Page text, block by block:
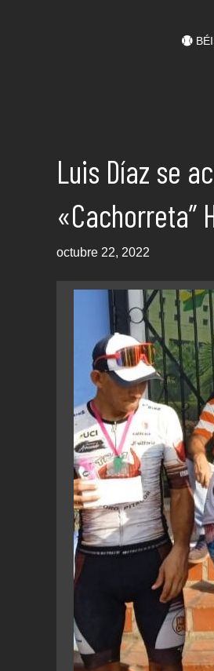
Luis Díaz se
«Cachorreta”
octubre 22, 2022